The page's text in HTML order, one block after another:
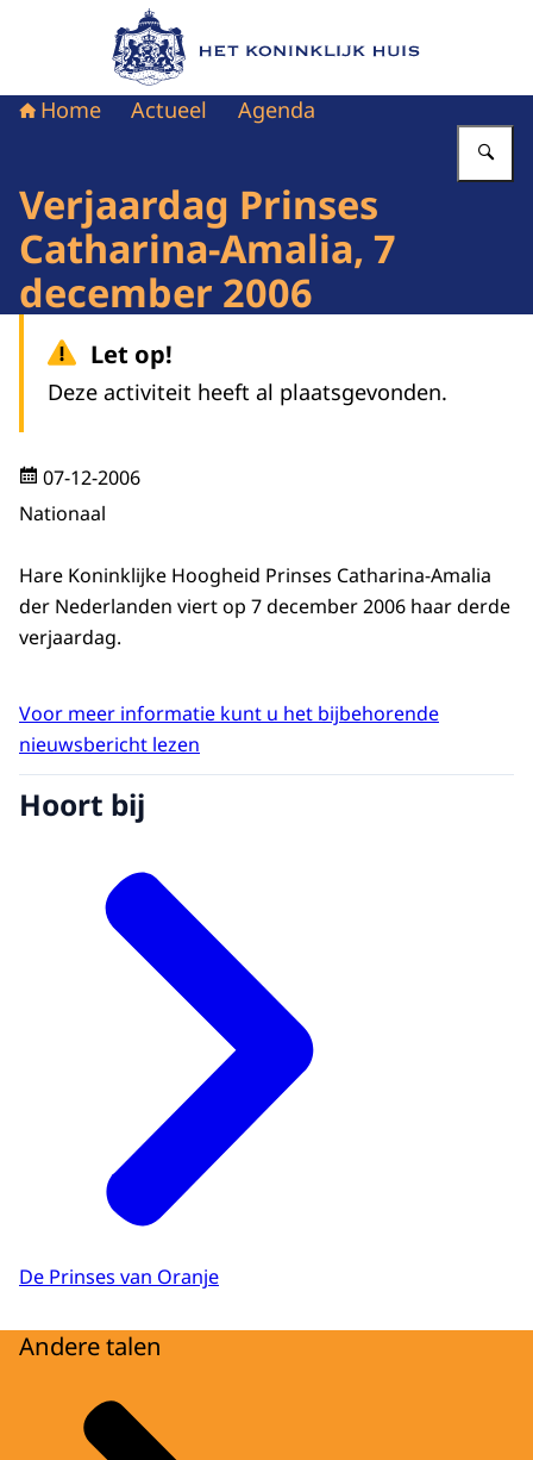
Naar de homepage van Het Koninklijk Huis
Home Actueel Agenda
Verjaardag Prinses
Catharina-Amalia, 7
december 2006
Let op!
Deze activiteit heeft al plaatsgevonden.
07-12-2006
Nationaal
Hare Koninklijke Hoogheid Prinses Catharina-Amalia
der Nederlanden viert op 7 december 2006 haar derde
verjaardag.
Voor meer informatie kunt u het bijbehorende
nieuwsbericht lezen
Hoort bij
De Prinses van Oranje
Andere talen